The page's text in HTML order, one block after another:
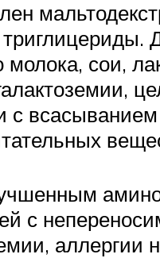
молока, сои,
с всасыванием
с
аллергии